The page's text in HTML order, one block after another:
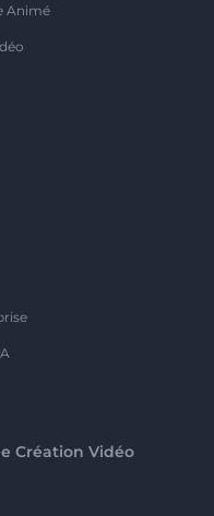
Animé
Création Vidéo